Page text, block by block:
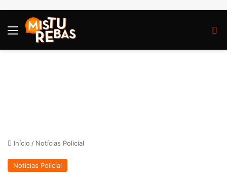
Menu
Início / Notícias Policial
Notícias Policial